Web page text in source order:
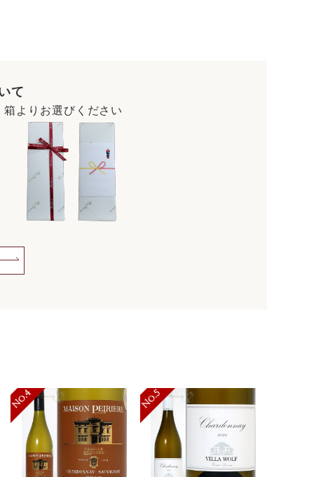
て
よりお選びください